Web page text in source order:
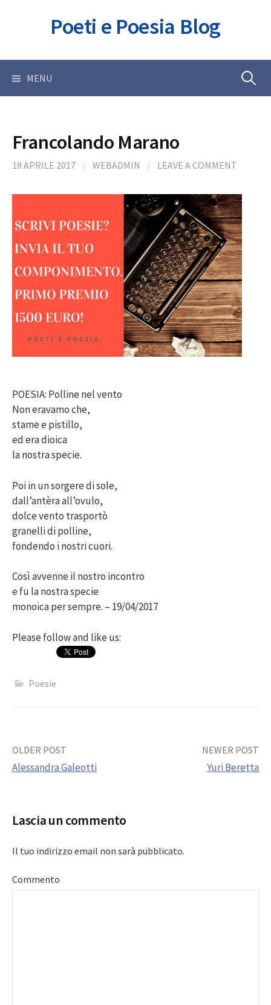
Poeti e Poesia Blog
MENU Ricerca
Francolando Marano
19 APRILE 2017 / WEBADMIN / LEAVE A COMMENT
POESIA: Polline nel vento
Non eravamo che,
stame e pistillo,
ed era dioica
la nostra specie.
Poi in un sorgere di sole,
dall’antèra all’ovulo,
dolce vento trasportò
granelli di polline,
fondendo i nostri cuori.
Così avvenne il nostro incontro
e fu la nostra specie
monoica per sempre. – 19/04/2017
Please follow and like us:
Poesie
Post
OLDER POST
Alessandra Galeotti
NEWER POST
Yuri Beretta
Lascia un commento
Il tuo indirizzo email non sarà pubblicato.
Commento